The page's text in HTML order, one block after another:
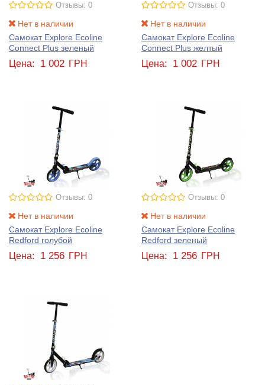
Отзывы: 0
Нет в наличии
Самокат Explore Ecoline
Connect Plus зеленый
Цена: 1 002 ГРН
Отзывы: 0
Нет в наличии
Самокат Explore Ecoline
Connect Plus желтый
Цена: 1 002 ГРН
Отзывы: 0
Нет в наличии
Самокат Explore Ecoline
Redford голубой
Цена: 1 256 ГРН
Отзывы: 0
Нет в наличии
Самокат Explore Ecoline
Redford зеленый
Цена: 1 256 ГРН